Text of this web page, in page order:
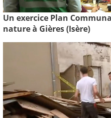
Un exercice Plan
nature à Gières (Isère)